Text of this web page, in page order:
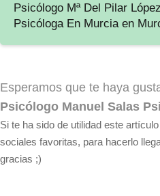
Psicólogo Mª Del Pilar López
Psicóloga En Murcia en
Esperamos que te haya
Psicólogo Manuel Salas
Si te ha sido de utilidad este
sociales favoritas, para hacerlo
gracias ;)